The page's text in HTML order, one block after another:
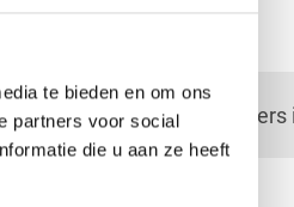
te bieden en om ons
partners voor social
die u aan ze heeft
check_circle 40+ RedFox® dealers